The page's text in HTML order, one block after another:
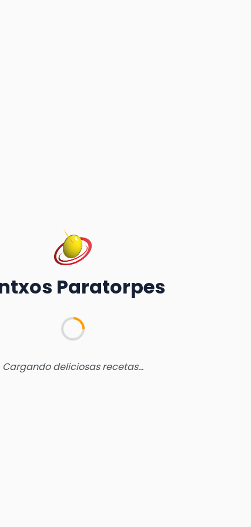
Paratorpes
Cargando deliciosas recetas...